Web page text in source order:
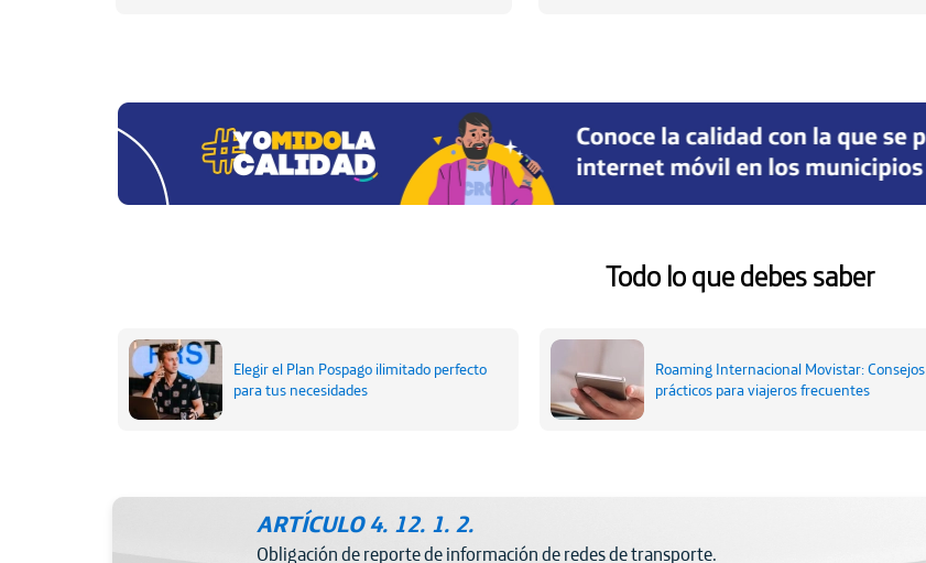
Todo lo que debes saber
Elegir el Plan Pospago ilimitado perfecto
para tus necesidades
Roaming Internacional Movistar: Consejos
prácticos para viajeros frecuentes
ARTÍCULO 4. 12. 1. 2.
Obligación de reporte de información de redes de transporte.